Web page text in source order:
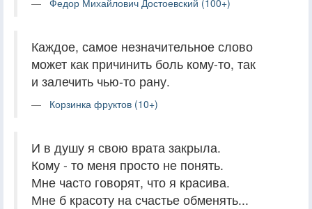
Каждое, самое незначительное слово
может как причинить боль кому-то, так
и залечить чью-то рану.
Корзинка фруктов (10+)
И в душу я свою врата закрыла.
Кому - то меня просто не понять.
Мне часто говорят, что я красива.
Мне б красоту на счастье обменять...